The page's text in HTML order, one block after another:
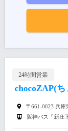
24時間営業
chocoZAP(
〒661-0023 兵庫
阪神バス「新庄